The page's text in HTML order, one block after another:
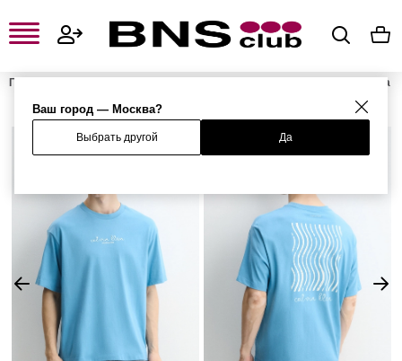
Ваш город — Москва?
Выбрать другой Да
Главная
Мужская одежда